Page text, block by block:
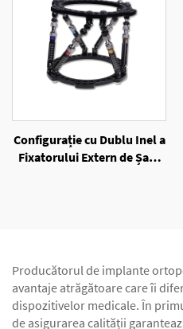
Configurație cu Dublu Inel a
Fixatorului Extern de Șase
Producătorul de implante
avantaje atrăgătoare care îi
dispozitivelor medicale. În
de asigurarea calității